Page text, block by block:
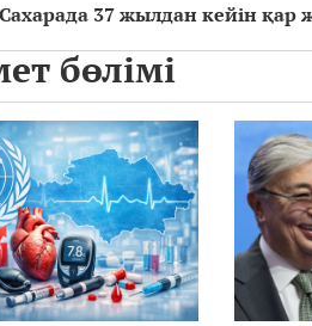
Сахарада 37 жылдан кейін қар
бөлімі